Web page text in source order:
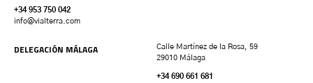
+34 953 750 042
info@vialterra.com
DELEGACIÓN MÁLAGA
Calle Martínez de la Rosa, 59
29010 Málaga
+34 690 661 681